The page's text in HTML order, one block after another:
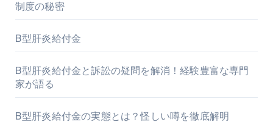
制度の秘密
B型肝炎給付金
B型肝炎給付金と訴訟の疑問を解消！経験豊富な専門
家が語る
B型肝炎給付金の実態とは？怪しい噂を徹底解明